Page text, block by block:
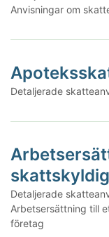
Anvisningar om
Detaljerade
Detaljerade
Arbetsersättning till
företag